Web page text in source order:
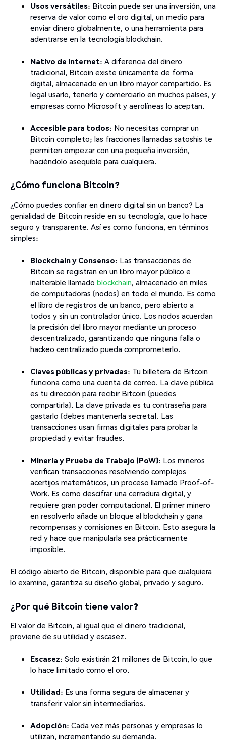
Usos versátiles: Bitcoin puede ser una inversión, una
reserva de valor como el oro digital, un medio para
enviar dinero globalmente, o una herramienta para
adentrarse en la tecnología blockchain.
Nativo de internet: A diferencia del dinero
tradicional, Bitcoin existe únicamente de forma
digital, almacenado en un libro mayor compartido. Es
legal usarlo, tenerlo y comerciarlo en muchos países, y
empresas como Microsoft y aerolíneas lo aceptan.
Accesible para todos: No necesitas comprar un
Bitcoin completo; las fracciones llamadas satoshis te
permiten empezar con una pequeña inversión,
haciéndolo asequible para cualquiera.
¿Cómo funciona Bitcoin?
¿Cómo puedes confiar en dinero digital sin un banco? La
genialidad de Bitcoin reside en su tecnología, que lo hace
seguro y transparente. Así es como funciona, en términos
simples:
Blockchain y Consenso: Las transacciones de
Bitcoin se registran en un libro mayor público e
inalterable llamado blockchain, almacenado en miles
de computadoras (nodos) en todo el mundo. Es como
el libro de registros de un banco, pero abierto a
todos y sin un controlador único. Los nodos acuerdan
la precisión del libro mayor mediante un proceso
descentralizado, garantizando que ninguna falla o
hackeo centralizado pueda comprometerlo.
Claves públicas y privadas: Tu billetera de Bitcoin
funciona como una cuenta de correo. La clave pública
es tu dirección para recibir Bitcoin (puedes
compartirla). La clave privada es tu contraseña para
gastarlo (debes mantenerla secreta). Las
transacciones usan firmas digitales para probar la
propiedad y evitar fraudes.
Minería y Prueba de Trabajo (PoW): Los mineros
verifican transacciones resolviendo complejos
acertijos matemáticos, un proceso llamado Proof-of-
Work. Es como descifrar una cerradura digital, y
requiere gran poder computacional. El primer minero
en resolverlo añade un bloque al blockchain y gana
recompensas y comisiones en Bitcoin. Esto asegura la
red y hace que manipularla sea prácticamente
imposible.
El código abierto de Bitcoin, disponible para que cualquiera
lo examine, garantiza su diseño global, privado y seguro.
¿Por qué Bitcoin tiene valor?
El valor de Bitcoin, al igual que el dinero tradicional,
proviene de su utilidad y escasez.
Escasez: Solo existirán 21 millones de Bitcoin, lo que
lo hace limitado como el oro.
Utilidad: Es una forma segura de almacenar y
transferir valor sin intermediarios.
Adopción: Cada vez más personas y empresas lo
utilizan, incrementando su demanda.